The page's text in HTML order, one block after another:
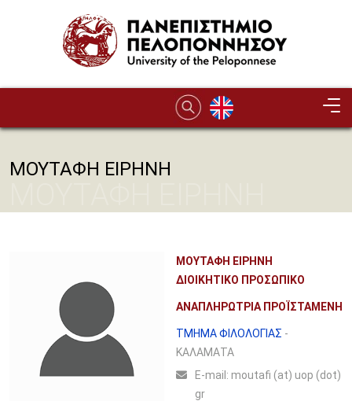
ΜΟΥΤΑΦΗ ΕΙΡΗΝΗ
ΜΟΥΤΑΦΗ ΕΙΡΗΝΗ
ΔΙΟΙΚΗΤΙΚΟ ΠΡΟΣΩΠΙΚΟ
ΑΝΑΠΛΗΡΩΤΡΙΑ ΠΡΟΪΣΤΑΜΕΝΗ
ΤΜΗΜΑ ΦΙΛΟΛΟΓΙΑΣ -
ΚΑΛΑΜΑΤΑ
Ε-mail: moutafi (at) uop (dot)
gr